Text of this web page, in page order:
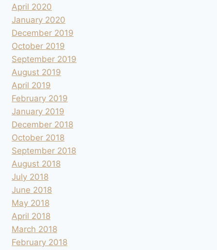
April 2020
January 2020
December 2019
October 2019
September 2019
August 2019
April 2019
February 2019
January 2019
December 2018
October 2018
September 2018
August 2018
July 2018
June 2018
May 2018
April 2018
March 2018
February 2018